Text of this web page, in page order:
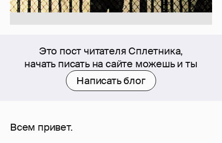
Это пост читателя Сплетника,
начать писать на сайте можешь и ты
Написать блог
Всем привет.